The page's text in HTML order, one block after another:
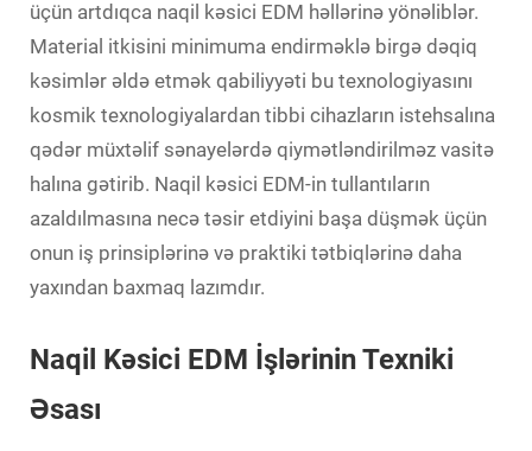
üçün artdıqca naqil kəsici EDM həllərinə yönəliblər.
Material itkisini minimuma endirməklə birgə dəqiq
kəsimlər əldə etmək qabiliyyəti bu texnologiyasını
kosmik texnologiyalardan tibbi cihazların istehsalına
qədər müxtəlif sənayelərdə qiymətləndirilməz vasitə
halına gətirib. Naqil kəsici EDM-in tullantıların
azaldılmasına necə təsir etdiyini başa düşmək üçün
onun iş prinsiplərinə və praktiki tətbiqlərinə daha
yaxından baxmaq lazımdır.
Naqil Kəsici EDM İşlərinin Texniki
Əsası